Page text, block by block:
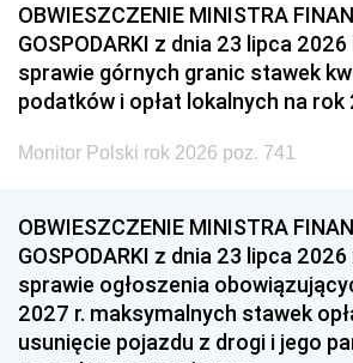
OBWIESZCZENIE MINISTRA
GOSPODARKI z dnia 23 lipca 2026
sprawie górnych granic stawek
podatków i opłat lokalnych na rok
Monitor Polski rok 2026 poz. 741
OBWIESZCZENIE MINISTRA
GOSPODARKI z dnia 23 lipca 2026
sprawie ogłoszenia
2027 r. maksymalnych stawek
usunięcie pojazdu z drogi i jego